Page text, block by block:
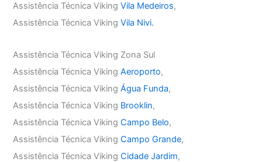
Assistência Técnica VikingVila Medeiros,
Assistência Técnica VikingVila Nivi.
Assistência Técnica Viking Zona Sul
Assistência Técnica VikingAeroporto,
Assistência Técnica VikingÁgua Funda,
Assistência Técnica Viking Brooklin,
Assistência Técnica VikingCampo Belo,
Assistência Técnica VikingCampo Grande,
Assistência Técnica VikingCidade Jardim,